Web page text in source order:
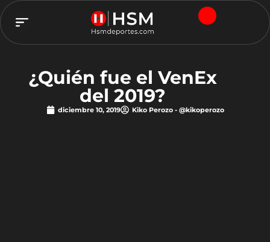
¿Quién fue el VenEx
del 2019?
diciembre 10, 2019 Kiko Perozo - @kikoperozo